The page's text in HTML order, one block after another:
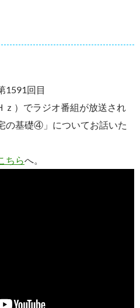
1591回目
）でラジオ番組が放送され
の基礎④」についてお話いた
ちらへ。